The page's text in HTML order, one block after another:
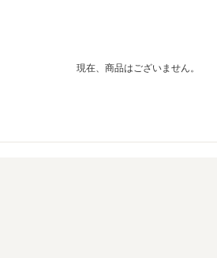
現在、商品はございません。